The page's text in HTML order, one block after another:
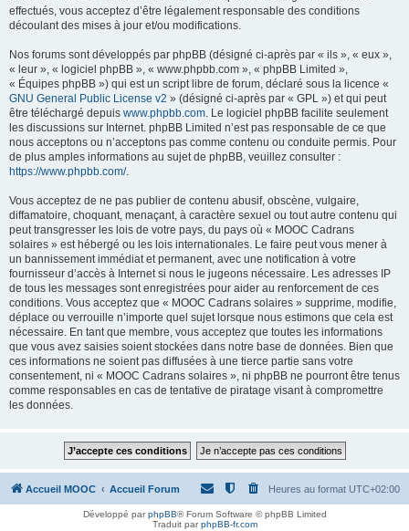
effectués, vous acceptez d’être légalement responsable des conditions
découlant des mises à jour et/ou modifications.
Nos forums sont développés par phpBB (désigné ci-après par « ils », « eux »,
« leur », « logiciel phpBB », « www.phpbb.com », « phpBB Limited »,
« Équipes phpBB ») qui est un script libre de forum, déclaré sous la licence «
GNU General Public License v2 » (désigné ci-après par « GPL ») et qui peut
être téléchargé depuis www.phpbb.com. Le logiciel phpBB facilite seulement
les discussions sur Internet. phpBB Limited n’est pas responsable de ce que
nous acceptons ou n’acceptons pas comme contenu ou conduite permis. Pour
de plus amples informations au sujet de phpBB, veuillez consulter :
https://www.phpbb.com/.
Vous acceptez de ne pas publier de contenu abusif, obscène, vulgaire,
diffamatoire, choquant, menaçant, à caractère sexuel ou tout autre contenu qui
peut transgresser les lois de votre pays, du pays où « MOOC Cadrans
solaires » est hébergé ou les lois internationales. Le faire peut vous mener à
un bannissement immédiat et permanent, avec une notification à votre
fournisseur d’accès à Internet si nous le jugeons nécessaire. Les adresses IP
de tous les messages sont enregistrées pour aider au renforcement de ces
conditions. Vous acceptez que « MOOC Cadrans solaires » supprime, modifie,
déplace ou verrouille n’importe quel sujet lorsque nous estimons que cela est
nécessaire. En tant que membre, vous acceptez que toutes les informations
que vous avez saisies soient stockées dans notre base de données. Bien que
ces informations ne soient pas diffusées à une tierce partie sans votre
consentement, ni « MOOC Cadrans solaires », ni phpBB ne pourront être tenus
comme responsables en cas de tentative de piratage visant à compromettre
les données.
Accueil MOOC Accueil Forum Heures au format UTC+02:00
Développé parphpBB® Forum Software © phpBB Limited
Traduit parphpBB-fr.com